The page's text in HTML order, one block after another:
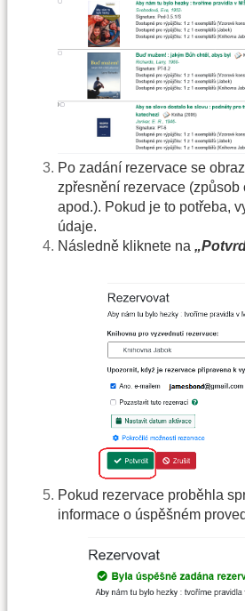
Po zadání rezervace se
zpřesnění rezervace
apod.). Pokud je to potřeba,
údaje.
Následně kliknete na
Pokud rezervace proběhla
informace o úspěšném